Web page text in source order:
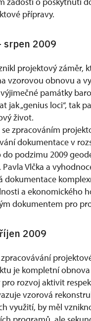
přípravy.
srpen 2009
projektový záměr,
vzorovou obnovu a
památky
jak „genius loci“, tak
život.
se zpracováním
dokumentace v
do podzimu 2009
Pavla Vlčka a
dokumentace
a ekonomického
dokumentem pro
2009
je kompletní
rozvoj aktivit
vzorová
využití, by měl